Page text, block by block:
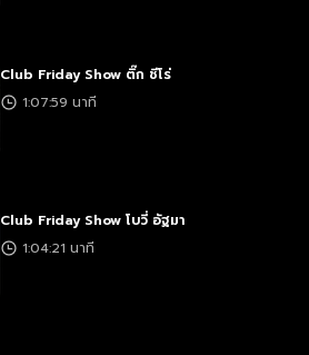
Club Friday Show ติ๊ก ชีโร่
1:07:59 นาที
Club Friday Show โบวี่ อัฐมา
1:04:21 นาที